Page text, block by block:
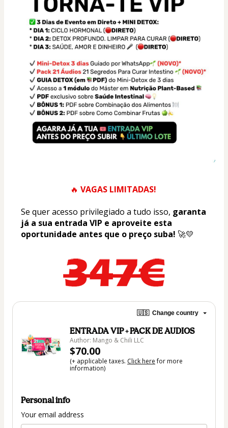
🔥 VAGAS LIMITADAS!
Se quer acesso privilegiado a tudo isso, garanta
já a sua entrada VIP e aproveite esta
oportunidade antes que o preço suba! 🚀💛
🇺🇸 Change country
ENTRADA VIP + PACK DE AUDIOS
Author: Mango & Chili LLC
$70.00
(+ applicable taxes. Click herefor more
information)
Personal info
Your email address